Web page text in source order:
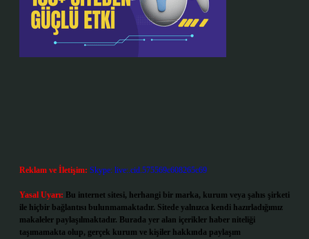
Reklam ve İletişim: Skype: live:.cid.575569c608265c69
Yasal Uyarı: Bu internet sitesi, herhangi bir marka, kurum veya şahıs şirketi
ile hiçbir bağlantısı bulunmamaktadır. Sitede yalnızca kendi hazırladığımız
makaleler paylaşılmaktadır. Burada yer alan içerikler haber niteliği
taşımamakta olup, gerçek kurum ve kişiler hakkında paylaşım